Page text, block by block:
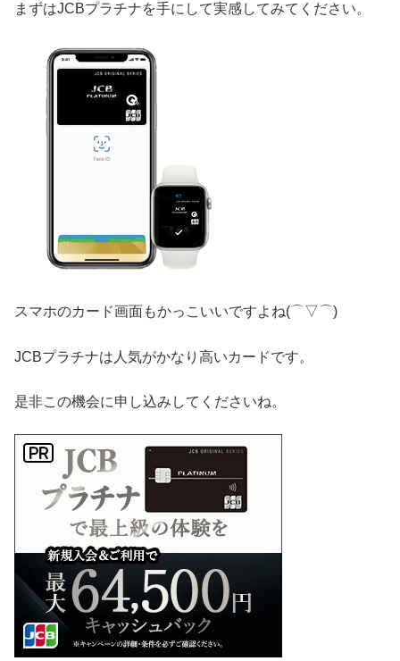
まずはJCBプラチナを手にして実感してみてください。
スマホのカード画面もかっこいいですよね(⌒▽⌒)
JCBプラチナは人気がかなり高いカードです。
是非この機会に申し込みしてくださいね。